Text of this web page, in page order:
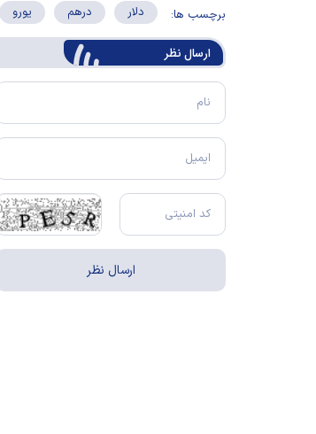
برچسب ها: دلار درهم یورو
ارسال‌ نظر